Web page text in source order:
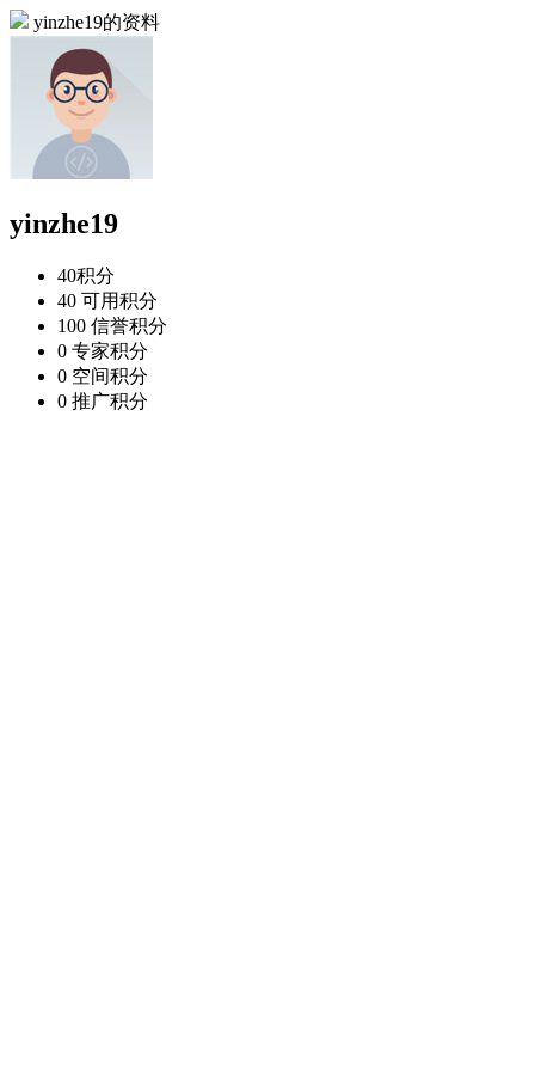
yinzhe19的资料
yinzhe19
40积分
40 可用积分
100 信誉积分
0 专家积分
0 空间积分
0 推广积分